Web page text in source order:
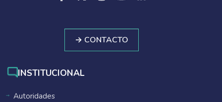
→ CONTACTO
INSTITUCIONAL
Autoridades